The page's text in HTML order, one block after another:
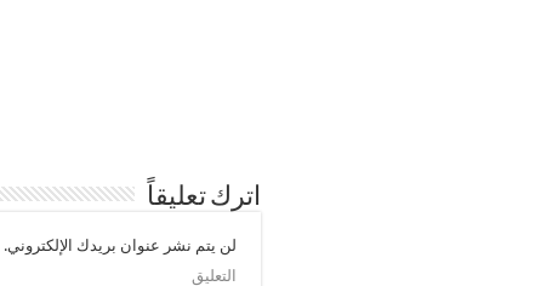
اترك تعليقاً
لن يتم نشر عنوان بريدك الإلكتروني.
التعليق